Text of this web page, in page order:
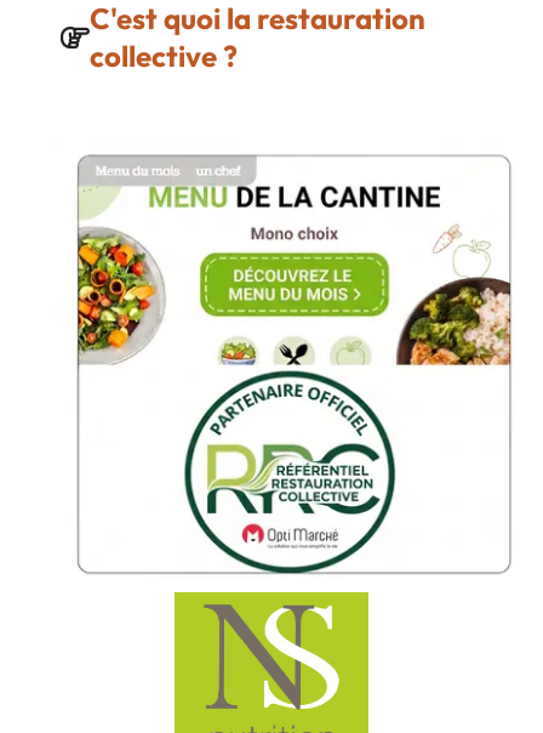
C'est quoi la restauration
collective ?